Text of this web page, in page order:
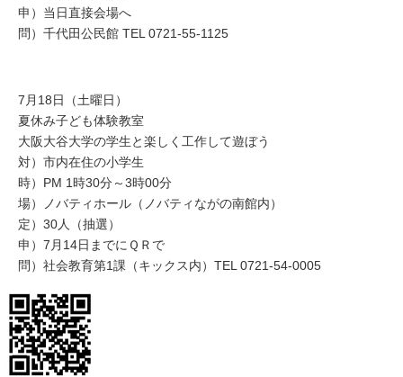
申）当日直接会場へ
問）千代田公民館 TEL 0721-55-1125
7月18日（土曜日）
夏休み子ども体験教室
大阪大谷大学の学生と楽しく工作して遊ぼう
対）市内在住の小学生
時）PM 1時30分～3時00分
場）ノバティホール（ノバティながの南館内）
定）30人（抽選）
申）7月14日までにＱＲで
問）社会教育第1課（キックス内）TEL 0721-54-0005​